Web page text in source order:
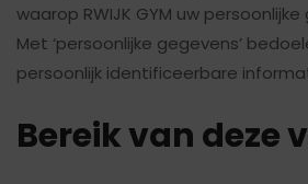
waarop RWIJK GYM uw
Met ‘persoonlijke gegevens’
persoonlijk identificeerbare
Bereik van deze